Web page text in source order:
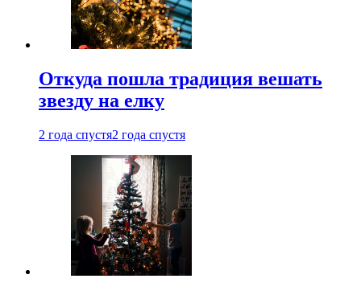
Откуда пошла традиция вешать
звезду на елку
2 года спустя2 года спустя